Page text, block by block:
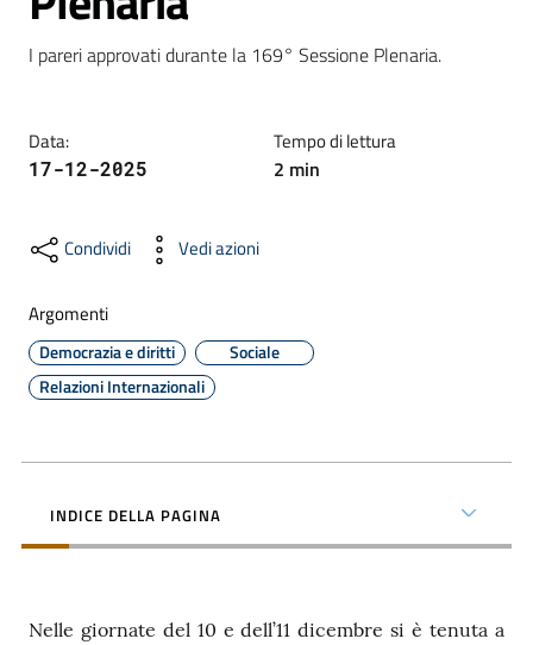
eventi
Partecipazione
I pareri approvati durante la 169° Sessione Plenaria.
Data:
17-12-2025
Tempo di lettura
2 min
Condividi Vedi azioni
Argomenti
Democrazia e diritti
Sociale
Relazioni Internazionali
INDICE DELLA PAGINA
Nelle giornate del 10 e dell’11 dicembre si è tenuta a